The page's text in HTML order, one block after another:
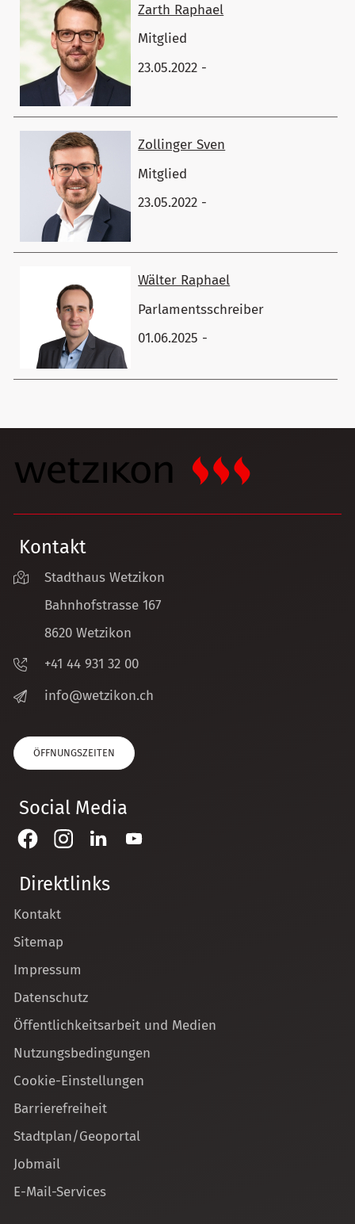
Zarth ​Raphael
Mitglied
23.05.2022 -
Zollinger ​Sven
Mitglied
23.05.2022 -
Wälter Raphael
Parlamentsschreiber
01.06.2025 -
Kontakt
Stadthaus Wetzikon
Bahnhofstrasse 167
8620 Wetzikon
+41 44 931 32 00
nf
w tz k n ch
ÖFFNUNGSZEITEN
Social Media
Direktlinks
Kontakt
Sitemap
Impressum
Datenschutz
Öffentlichkeitsarbeit und Medien
Nutzungsbedingungen
Cookie-Einstellungen
Barrierefreiheit
Stadtplan/Geoportal
Jobmail
E-Mail-Services